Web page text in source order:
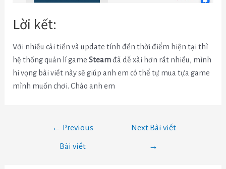
Lời kết:
Với nhiều cải tiến và update tính đến thời điểm hiện tại thì
hệ thống quản lí gameSteamđã dễ xài hơn rất nhiều, mình
hi vọng bài viết này sẽ giúp anh em có thể tự mua tựa game
mình muốn chơi. Chào anh em
← Previous
Bài viết
Next Bài viết
→